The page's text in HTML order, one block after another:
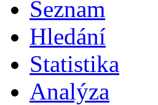
Seznam
Hledání
Statistika
Analýza